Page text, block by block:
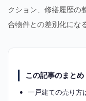
クション、修繕履歴の
合物件との差別化になる
この記事のまとめ
一戸建ての売り方